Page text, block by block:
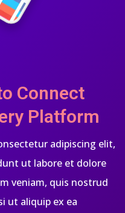
Connect
Platform
adipiscing elit,
ut labore et dolore
veniam, quis nostrud
ut aliquip ex ea